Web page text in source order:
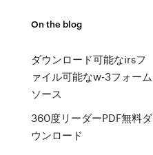
On the blog
ダウンロード可能なirsフ
ァイル可能なw-3フォーム
ソース
360度リーダーPDF無料ダ
ウンロード